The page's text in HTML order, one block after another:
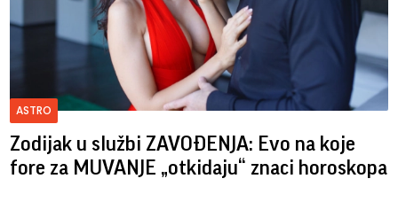
ASTRO
Zodijak u službi ZAVOĐENJA: Evo na koje
fore za MUVANJE „otkidaju“ znaci horoskopa